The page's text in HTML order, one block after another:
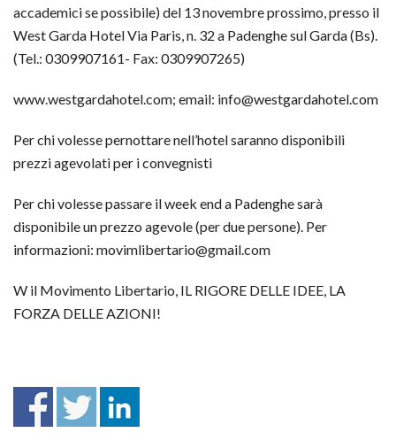
accademici se possibile) del 13 novembre prossimo, presso il
West Garda Hotel Via Paris, n. 32 a Padenghe sul Garda (Bs).
(Tel.: 0309907161- Fax: 0309907265)
www.westgardahotel.com; email: info@westgardahotel.com
Per chi volesse pernottare nell’hotel saranno disponibili
prezzi agevolati per i convegnisti
Per chi volesse passare il week end a Padenghe sarà
disponibile un prezzo agevole (per due persone). Per
informazioni: movimlibertario@gmail.com
W il Movimento Libertario, IL RIGORE DELLE IDEE, LA
FORZA DELLE AZIONI!